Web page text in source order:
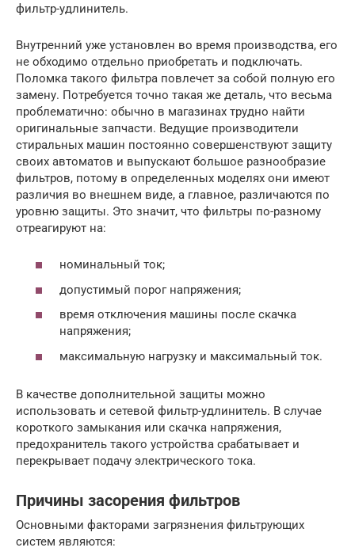
фильтр-удлинитель.
Внутренний уже установлен во время производства, его
не обходимо отдельно приобретать и подключать.
Поломка такого фильтра повлечет за собой полную его
замену. Потребуется точно такая же деталь, что весьма
проблематично: обычно в магазинах трудно найти
оригинальные запчасти. Ведущие производители
стиральных машин постоянно совершенствуют защиту
своих автоматов и выпускают большое разнообразие
фильтров, потому в определенных моделях они имеют
различия во внешнем виде, а главное, различаются по
уровню защиты. Это значит, что фильтры по-разному
отреагируют на:
номинальный ток;
допустимый порог напряжения;
время отключения машины после скачка
напряжения;
максимальную нагрузку и максимальный ток.
В качестве дополнительной защиты можно
использовать и сетевой фильтр-удлинитель. В случае
короткого замыкания или скачка напряжения,
предохранитель такого устройства срабатывает и
перекрывает подачу электрического тока.
Причины засорения фильтров
Основными факторами загрязнения фильтрующих
систем являются: